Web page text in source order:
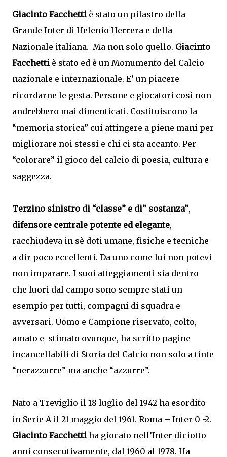
Giacinto Facchetti è stato un pilastro della
Grande Inter di Helenio Herrera e della
Nazionale italiana. Ma non solo quello. Giacinto
Facchetti è stato ed è un Monumento del Calcio
nazionale e internazionale. E’ un piacere
ricordarne le gesta. Persone e giocatori così non
andrebbero mai dimenticati. Costituiscono la
“memoria storica” cui attingere a piene mani per
migliorare noi stessi e chi ci sta accanto. Per
“colorare” il gioco del calcio di poesia, cultura e
saggezza.
Terzino sinistro di “classe” e di” sostanza”,
difensore centrale potente ed elegante,
racchiudeva in sè doti umane, fisiche e tecniche
a dir poco eccellenti. Da uno come lui non potevi
non imparare. I suoi atteggiamenti sia dentro
che fuori dal campo sono sempre stati un
esempio per tutti, compagni di squadra e
avversari. Uomo e Campione riservato, colto,
amato e stimato ovunque, ha scritto pagine
incancellabili di Storia del Calcio non solo a tinte
“nerazzurre” ma anche “azzurre”.
Nato a Treviglio il 18 luglio del 1942 ha esordito
in Serie A il 21 maggio del 1961. Roma – Inter 0 -2.
Giacinto Facchetti ha giocato nell’Inter diciotto
anni consecutivamente, dal 1960 al 1978. Ha